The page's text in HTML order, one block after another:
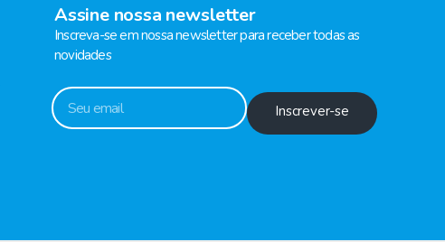
Assine nossa newsletter
Inscreva-se em nossa newsletter para receber todas as
novidades
Inscrever-se